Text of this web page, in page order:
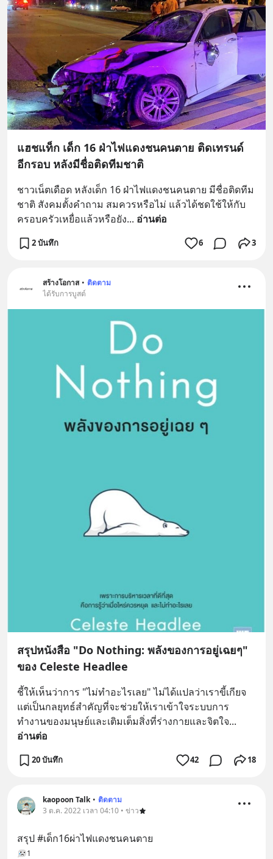
แฮชแท็ก เด็ก 16 ฝ่าไฟแดงชนคนตาย ติดเทรนด์
อีกรอบ หลังมีชื่อติดทีมชาติ
ชาวเน็ตเดือด หลังเด็ก 16 ฝ่าไฟแดงชนคนตาย มีชื่อติดทีม
ชาติ สังคมตั้งคำถาม สมควรหรือไม่ แล้วได้ชดใช้ให้กับ
ครอบครัวเหยื่อแล้วหรือยัง... อ่านต่อ
2 บันทึก 6 3
สร้างโอกาส • ติดตาม
ได้รับการบูสต์
สรุปหนังสือ "Do Nothing: พลังของการอยู่เฉยๆ"
ของ Celeste Headlee
ชี้ให้เห็นว่าการ "ไม่ทำอะไรเลย" ไม่ได้แปลว่าเราขี้เกียจ
แต่เป็นกลยุทธ์สำคัญที่จะช่วยให้เราเข้าใจระบบการ
ทำงานของมนุษย์และเติมเต็มสิ่งที่ร่างกายและจิตใจ
อ่านต่อ
20 บันทึก 42 18
kaopoon Talk • ติดตาม
3 ต.ค. 2022 เวลา 04:10 • ข่าว
สรุป #เด็ก16ผ่าไฟแดงชนคนตาย
1